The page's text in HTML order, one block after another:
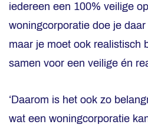
iedereen een 100% veilige
woningcorporatie doe je
maar je moet ook realistisch
samen voor een veilige én
‘Daarom is het ook zo
wat een woningcorporatie